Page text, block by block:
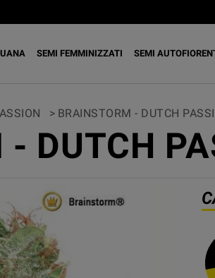
SEMI FEMMINIZZATI SEMI
> BRAINSTORM - DUTCH
DUTCH